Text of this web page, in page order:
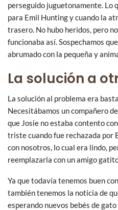
perseguido juguetonamente. Lo
para Emil Hunting y cuando la
trasero. No hubo heridos, pero
funcionaba así. Sospechamos
abrumado con la pequeña y
La solución a
La solución al problema era
Necesitábamos un compañero
que Josie no estaba contento
triste cuando fue rechazada por
con nosotros, lo cual era lindo,
reemplazarla con un amigo
Ya que todavía tenemos buen
también tenemos la noticia de
esperando nuevos bebés de